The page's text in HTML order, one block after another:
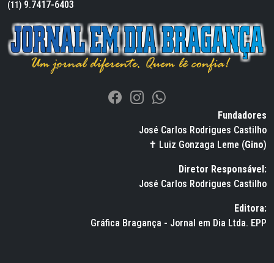
(11) 9.7417-6403
Fundadores
José Carlos Rodrigues Castilho
✝ Luiz Gonzaga Leme (Gino)
Diretor Responsável:
José Carlos Rodrigues Castilho
Editora:
Gráfica Bragança - Jornal em Dia Ltda. EPP